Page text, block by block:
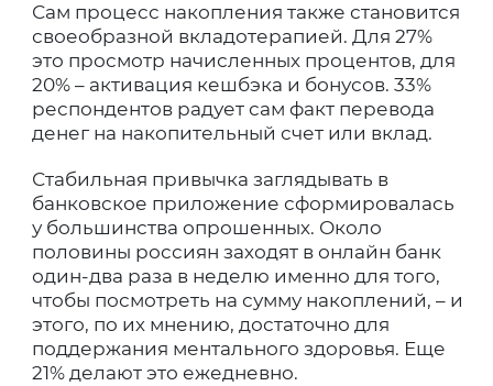
Сам процесс накопления также становится
своеобразной вкладотерапией. Для 27%
это просмотр начисленных процентов, для
20% – активация кешбэка и бонусов. 33%
респондентов радует сам факт перевода
денег на накопительный счет или вклад.
Стабильная привычка заглядывать в
банковское приложение сформировалась
у большинства опрошенных. Около
половины россиян заходят в онлайн банк
один-два раза в неделю именно для того,
чтобы посмотреть на сумму накоплений, – и
этого, по их мнению, достаточно для
поддержания ментального здоровья. Еще
21% делают это ежедневно.